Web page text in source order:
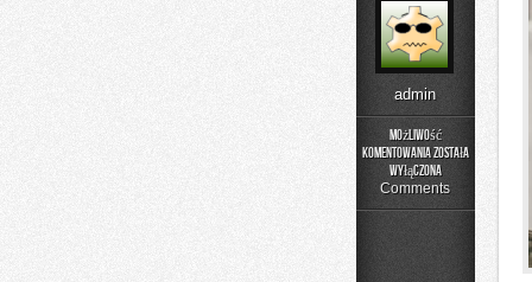
admin
Możliwość
komentowania
Składniki
lupą
została
wyłączona
Comments